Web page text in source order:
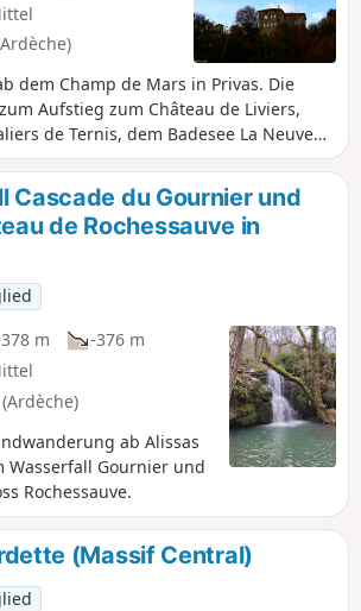
dem Champ de Mars in Privas. Die
Aufstieg zum Château de Liviers,
de Ternis, dem Badesee La Neuve
Der Abstieg erfolgt über einen
Weiler Villeneuve. Auf dem Rückweg
Tournon bis zum Rocher de la
Cascade du Gournier und
de Rochessauve in
m
-376 m
ab Alissas
Wasserfall Gournier und
Rochessauve.
(Massif Central)